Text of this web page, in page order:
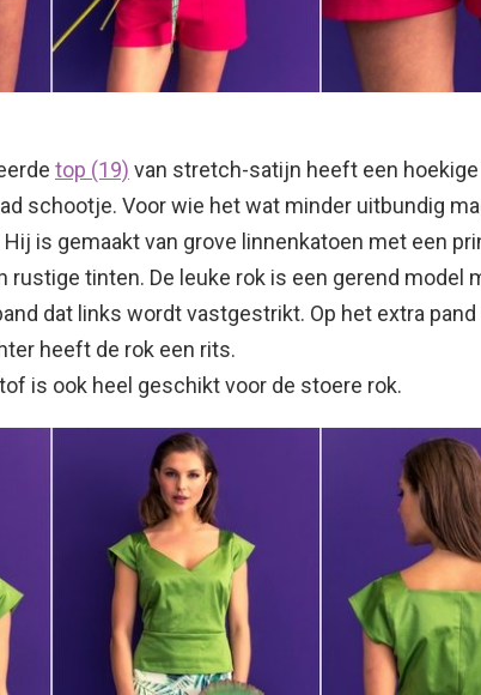
top (19) van stretch-satijn heeft een
schootje. Voor wie het wat minder uitbundig
Hij is gemaakt van grove linnenkatoen met een
rustige tinten. De leuke rok is een gerend model
dat links wordt vastgestrikt. Op het extra
heeft de rok een rits.
is ook heel geschikt voor de stoere rok.